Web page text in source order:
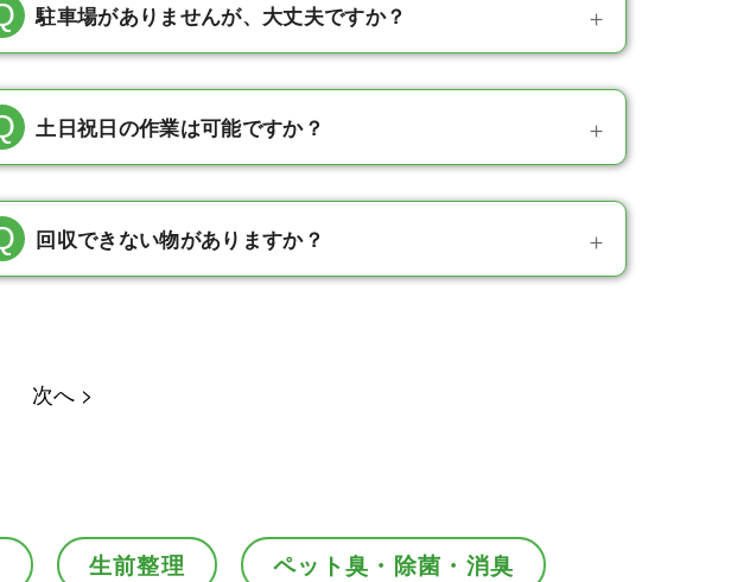
駐車場がありませんが、大丈夫ですか？
土日祝日の作業は可能ですか？
回収できない物がありますか？
次へ >
生前整理 ペット臭・除菌・消臭